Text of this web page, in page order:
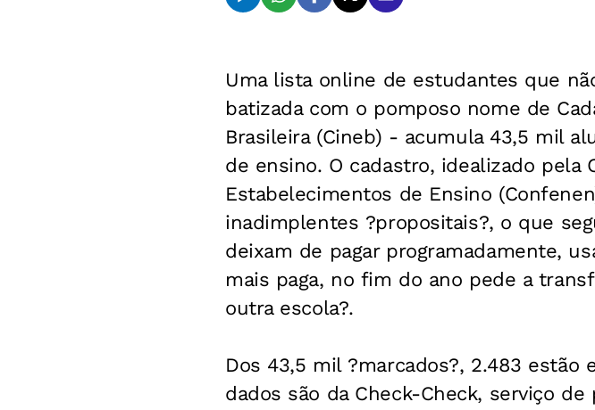
Uma lista online de estudantes que
batizada com o pomposo nome de
Brasileira (Cineb) - acumula 43,5 mil
de ensino. O cadastro, idealizado pela
Estabelecimentos de Ensino
inadimplentes ?propositais?, o que
deixam de pagar programadamente,
mais paga, no fim do ano pede a
outra escola?.
Dos 43,5 mil ?marcados?, 2.483 estão
dados são da Check-Check, serviço